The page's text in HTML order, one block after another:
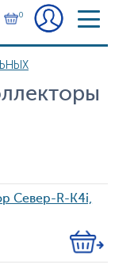
0
Север-R-K4i,
Кол-
во